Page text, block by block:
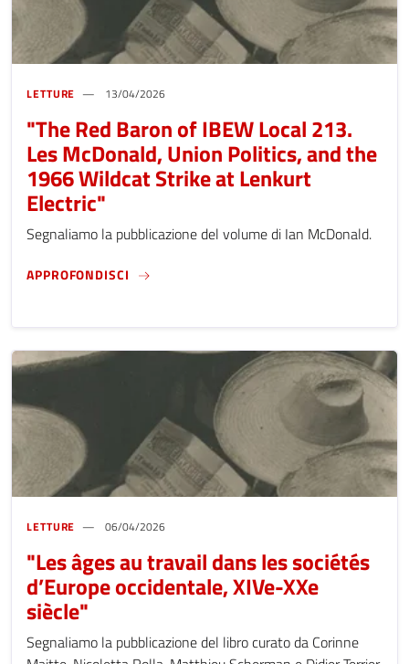
LETTURE 13/04/2026
"The Red Baron of IBEW Local 213.
Les McDonald, Union Politics, and the
1966 Wildcat Strike at Lenkurt
Electric"
Segnaliamo la pubblicazione del volume di Ian McDonald.
APPROFONDISCI "THE RED BARON OF IBEW LOCAL 213.
LETTURE 06/04/2026
"Les âges au travail dans les sociétés
d’Europe occidentale, XIVe-XXe
siècle"
Segnaliamo la pubblicazione del libro curato da Corinne